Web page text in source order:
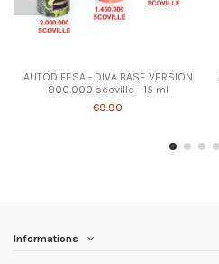
AUTODIFESA - DIVA BASE VERSION
800.000 scoville - 15 ml
€9.90
Informations